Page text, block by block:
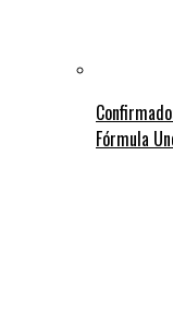
Fórmula